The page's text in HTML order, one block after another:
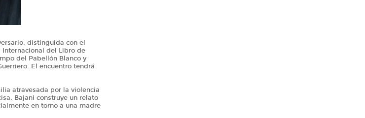
distinguida con el
Internacional del Libro de
del Pabellón Blanco y
El encuentro tendrá
atravesada por la violencia
Bajani construye un relato
en torno a una madre